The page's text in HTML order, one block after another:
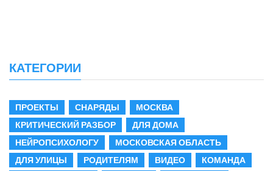
КАТЕГОРИИ
ПРОЕКТЫ СНАРЯДЫ
МОСКВА
КРИТИЧЕСКИЙ РАЗБОР
ДЛЯ ДОМА
НЕЙРОПСИХОЛОГУ
МОСКОВСКАЯ ОБЛАСТЬ
ДЛЯ УЛИЦЫ
РОДИТЕЛЯМ ВИДЕО
КОМАНДА